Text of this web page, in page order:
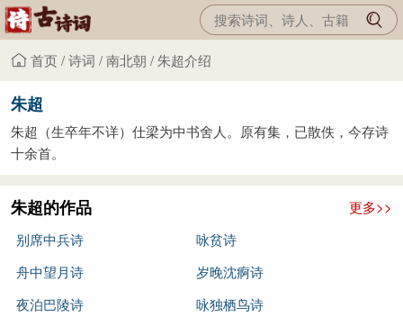
首页/诗词 /南北朝 /朱超介绍
朱超
朱超（生卒年不详）仕梁为中书舍人。原有集，已散佚，今存诗
十余首。
朱超的作品
更多>>
别席中兵诗
咏贫诗
舟中望月诗
岁晚沈痾诗
夜泊巴陵诗
咏独栖鸟诗